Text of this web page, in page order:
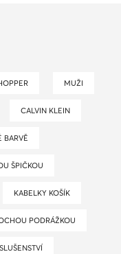
MUŽI
CALVIN KLEIN
BARVĚ
ŠPIČKOU
KABELKY KOŠÍK
PODRÁŽKOU